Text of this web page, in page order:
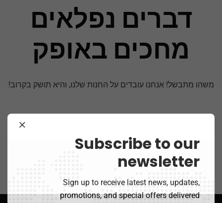
דברים נפלאים
מחכים באופק
משהו מתבשל! אנחנו עובדים על החנות שלנו, והיא תושק בקרוב!
Subscribe to our
newsletter
Sign up to receive latest news, updates,
promotions, and special offers delivered